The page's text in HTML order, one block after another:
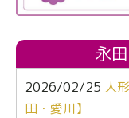
永
2026/02/25 人
田・愛川】